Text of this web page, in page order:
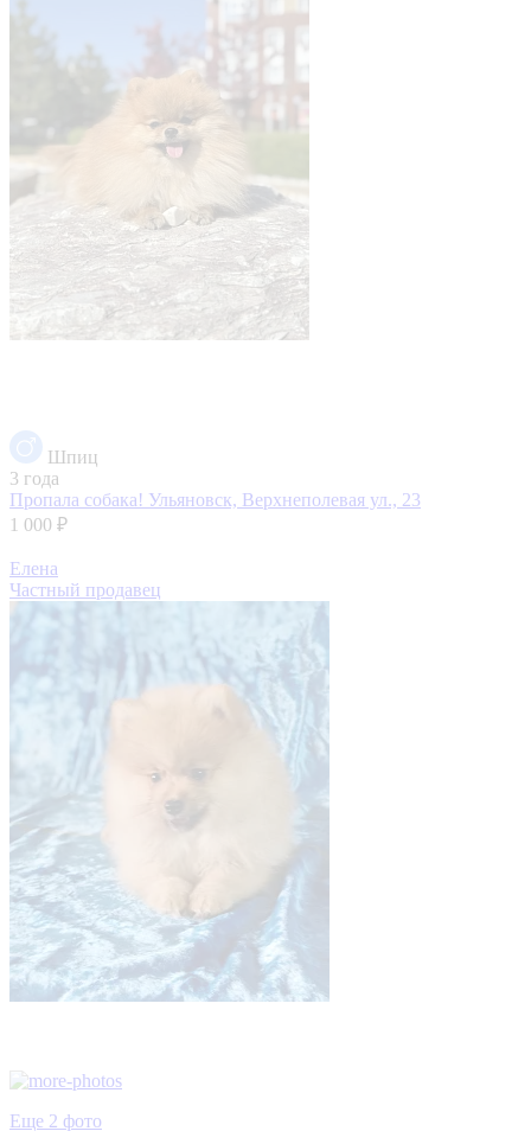
Шпиц
3 года
Пропала собака! Ульяновск, Верхнеполевая ул., 23
1 000 ₽
Елена
Частный продавец
Еще 2 фото